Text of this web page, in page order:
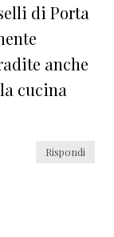
di Porta
anche
cucina
Rispondi